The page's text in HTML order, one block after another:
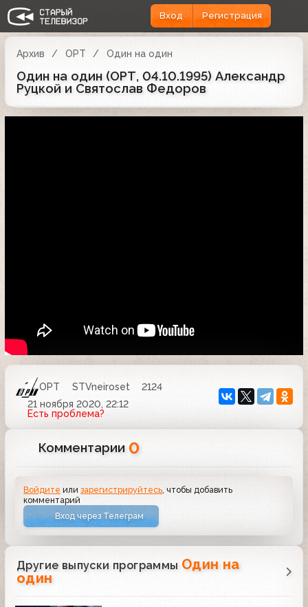
Вход Регистрация
Архив ОРТ Один на один
Один на один (ОРТ, 04.10.1995) Александр
Руцкой и Святослав Федоров
ОРТ STVneiroset
2124
21 ноября 2020, 22:12
Есть проблема?
Комментарии 0
Войдите илизарегистрируйтесь , чтобы добавить
комментарий
Вход через Телеграм
Другие выпуски программы Один на
один